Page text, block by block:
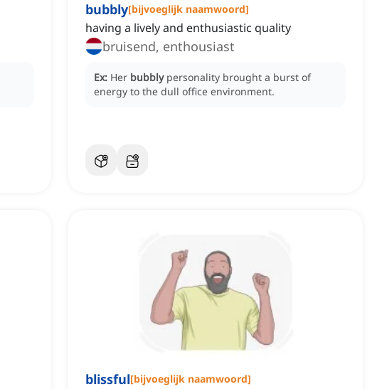
bubbly[bijvoeglijk naamwoord]
having a lively and enthusiastic quality
bruisend, enthousiast
Ex: Her bubbly personality brought a burst of
energy to the dull office environment.
blissful[bijvoeglijk naamwoord]